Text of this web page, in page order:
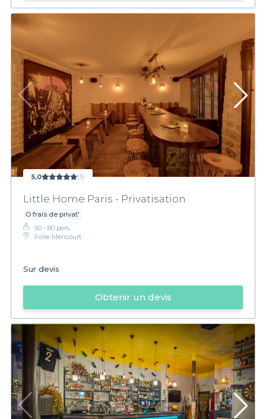
5,0 (1)
Little Home Paris - Privatisation
O frais de privat'
50 - 80 pers.
Folie-Méricourt
Sur devis
Obtenir un devis